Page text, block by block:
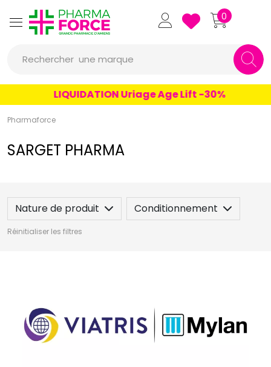
Pharmaforce Grande Pharmacie
0
Rechercher une marque
un conseil
un produit
LIQUIDATION Uriage Age Lift -30%
Pharmaforce
SARGET PHARMA
Nature de produit Conditionnement
Réinitialiser les filtres